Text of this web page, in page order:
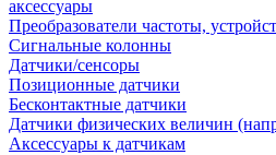
аксессуары
Преобразователи частоты,
Сигнальные колонны
Датчики/сенсоры
Позиционные датчики
Бесконтактные датчики
Датчики физических величин
Аксессуары к датчикам